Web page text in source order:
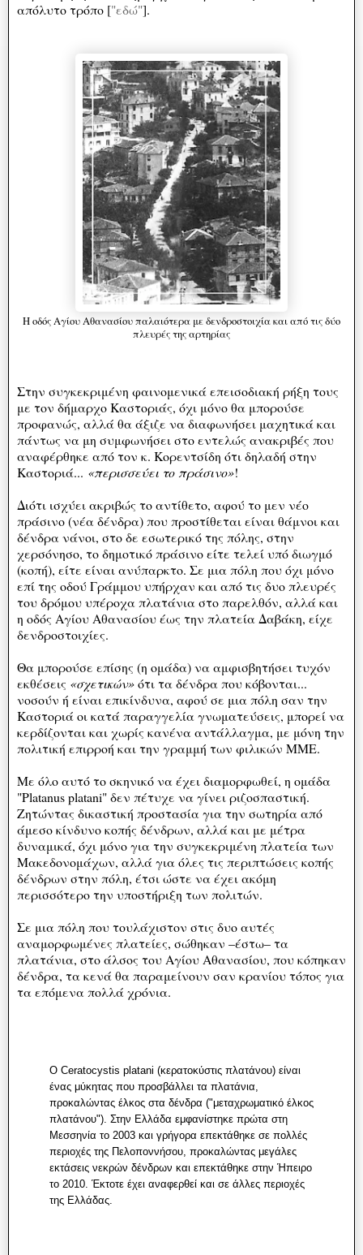
απόλυτο τρόπο ["εδώ"].
Η οδός Αγίου Αθανασίου παλαιότερα με δενδροστοιχία και από τις δύο
πλευρές της αρτηρίας
Στην συγκεκριμένη φαινομενικά επεισοδιακή ρήξη τους
με τον δήμαρχο Καστοριάς, όχι μόνο θα μπορούσε
προφανώς, αλλά θα άξιζε να διαφωνήσει μαχητικά και
πάντως να μη συμφωνήσει στο εντελώς ανακριβές που
αναφέρθηκε από τον κ. Κορεντσίδη ότι δηλαδή στην
Καστοριά... «περισσεύει το πράσινο»!
Διότι ισχύει ακριβώς το αντίθετο, αφού το μεν νέο
πράσινο (νέα δένδρα) που προστίθεται είναι θάμνοι και
δένδρα νάνοι, στο δε εσωτερικό της πόλης, στην
χερσόνησο, το δημοτικό πράσινο είτε τελεί υπό διωγμό
(κοπή), είτε είναι ανύπαρκτο. Σε μια πόλη που όχι μόνο
επί της οδού Γράμμου υπήρχαν και από τις δυο πλευρές
του δρόμου υπέροχα πλατάνια στο παρελθόν, αλλά και
η οδός Αγίου Αθανασίου έως την πλατεία Δαβάκη, είχε
δενδροστοιχίες.
Θα μπορούσε επίσης (η ομάδα) να αμφισβητήσει τυχόν
εκθέσεις «σχετικών»ότι τα δένδρα που κόβονται...
νοσούν ή είναι επικίνδυνα, αφού σε μια πόλη σαν την
Καστοριά οι κατά παραγγελία γνωματεύσεις, μπορεί να
κερδίζονται και χωρίς κανένα αντάλλαγμα, με μόνη την
πολιτική επιρροή και την γραμμή των φιλικών ΜΜΕ.
Με όλο αυτό το σκηνικό να έχει διαμορφωθεί, η ομάδα
"Platanus platani" δεν πέτυχε να γίνει ριζοσπαστική.
Ζητώντας δικαστική προστασία για την σωτηρία από
άμεσο κίνδυνο κοπής δένδρων, αλλά και με μέτρα
δυναμικά, όχι μόνο για την συγκεκριμένη πλατεία των
Μακεδονομάχων, αλλά για όλες τις περιπτώσεις κοπής
δένδρων στην πόλη, έτσι ώστε να έχει ακόμη
περισσότερο την υποστήριξη των πολιτών.
Σε μια πόλη που τουλάχιστον στις δυο αυτές
αναμορφωμένες πλατείες, σώθηκαν –έστω– τα
πλατάνια, στο άλσος του Αγίου Αθανασίου, που κόπηκαν
δένδρα, τα κενά θα παραμείνουν σαν κρανίου τόπος για
τα επόμενα πολλά χρόνια.
Ο Ceratocystis platani (κερατοκύστις πλατάνου) είναι
ένας μύκητας που προσβάλλει τα πλατάνια,
προκαλώντας έλκος στα δένδρα ("μεταχρωματικό έλκος
πλατάνου"). Στην Ελλάδα εμφανίστηκε πρώτα στη
Μεσσηνία το 2003 και γρήγορα επεκτάθηκε σε πολλές
περιοχές της Πελοποννήσου, προκαλώντας μεγάλες
εκτάσεις νεκρών δένδρων και επεκτάθηκε στην Ήπειρο
το 2010. Έκτοτε έχει αναφερθεί και σε άλλες περιοχές
της Ελλάδας.